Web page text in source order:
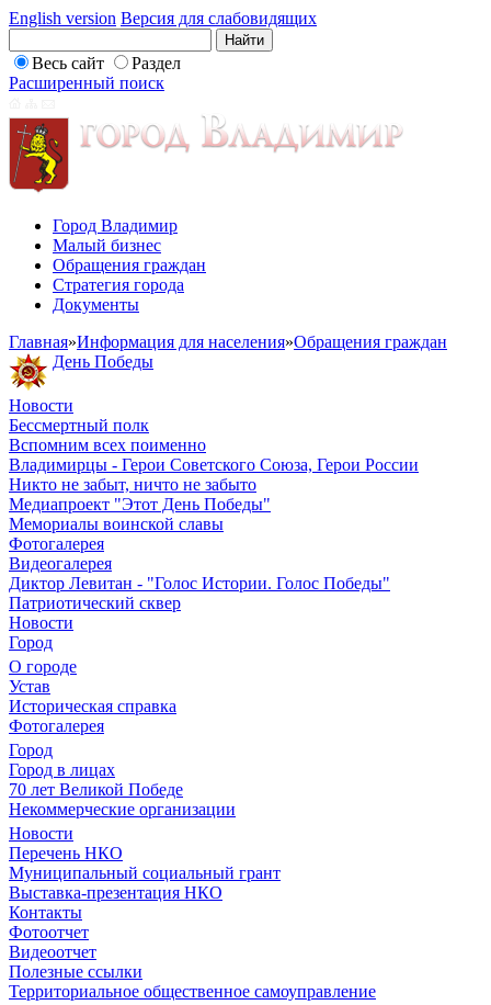
English version Версия для слабовидящих
Весь сайт
Раздел
Расширенный поиск
Город Владимир
Малый бизнес
Обращения граждан
Стратегия города
Документы
Главная»Информация для населения»Обращения граждан
День Победы
Новости
Бессмертный полк
Вспомним всех поименно
Владимирцы - Герои Советского Союза, Герои России
Никто не забыт, ничто не забыто
Медиапроект "Этот День Победы"
Мемориалы воинской славы
Фотогалерея
Видеогалерея
Диктор Левитан - "Голос Истории. Голос Победы"
Патриотический сквер
Новости
Город
О городе
Устав
Историческая справка
Фотогалерея
Город
Город в лицах
70 лет Великой Победе
Некоммерческие организации
Новости
Перечень НКО
Муниципальный социальный грант
Выставка-презентация НКО
Контакты
Фотоотчет
Видеоотчет
Полезные ссылки
Территориальное общественное самоуправление